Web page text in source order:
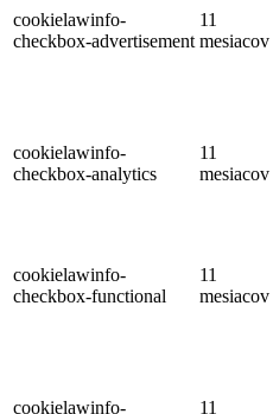
cookielawinfo-
checkbox-advertisement
11
mesiacov
cookielawinfo-
checkbox-analytics
11
mesiacov
cookielawinfo-
checkbox-functional
11
mesiacov
cookielawinfo-
11